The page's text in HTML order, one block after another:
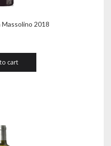
Massolino 2018
cart